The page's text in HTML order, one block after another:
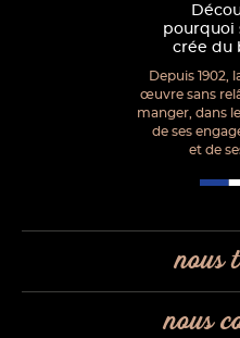
pourquoi
crée du
Depuis 1902,
œuvre sans
manger, dans
de ses
et de
nous
nous